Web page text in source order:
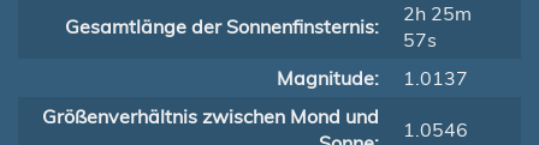
Gesamtlänge der Sonnenfinsternis:
2h 25m
57s
Magnitude:
1.0137
Größenverhältnis zwischen Mond und
1.0546